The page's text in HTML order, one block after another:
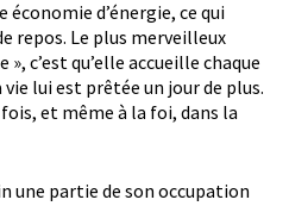
d’énergie, ce qui
repos. Le plus merveilleux
c’est qu’elle accueille chaque
lui est prêtée un jour de plus.
et même à la foi, dans la
une partie de son occupation